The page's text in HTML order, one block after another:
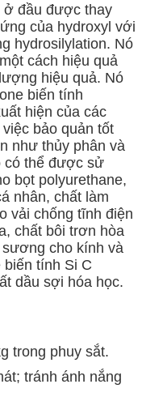
ở đầu được thay
của hydroxyl với
hydrosilylation. Nó
cách hiệu quả
hiệu quả. Nó
biến tính
hiện của các
bảo quản tốt
như thủy phân và
có thể được sử
bọt polyurethane,
nhân, chất làm
vải chống tĩnh điện
chất bôi trơn hòa
cho kính và
biến tính Si C
dầu sợi hóa học.
trong phuy sắt.
tránh ánh nắng